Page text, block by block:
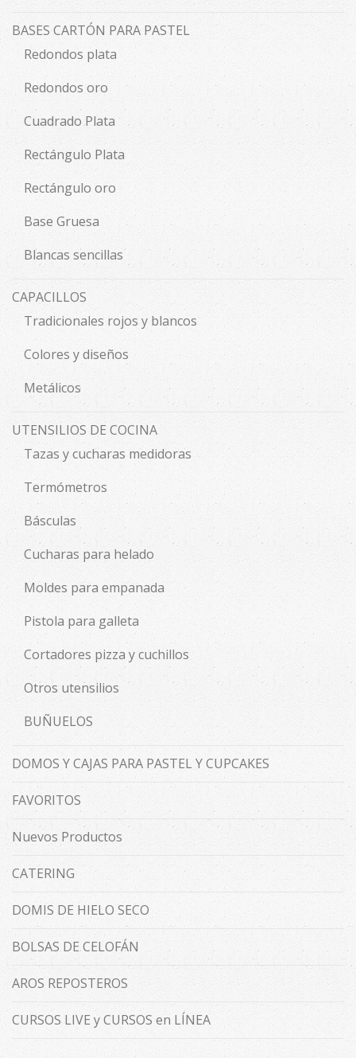
BASES CARTÓN PARA PASTEL
Redondos plata
Redondos oro
Cuadrado Plata
Rectángulo Plata
Rectángulo oro
Base Gruesa
Blancas sencillas
CAPACILLOS
Tradicionales rojos y blancos
Colores y diseños
Metálicos
UTENSILIOS DE COCINA
Tazas y cucharas medidoras
Termómetros
Básculas
Cucharas para helado
Moldes para empanada
Pistola para galleta
Cortadores pizza y cuchillos
Otros utensilios
BUÑUELOS
DOMOS Y CAJAS PARA PASTEL Y CUPCAKES
FAVORITOS
Nuevos Productos
CATERING
DOMIS DE HIELO SECO
BOLSAS DE CELOFÁN
AROS REPOSTEROS
CURSOS LIVE y CURSOS en LÍNEA